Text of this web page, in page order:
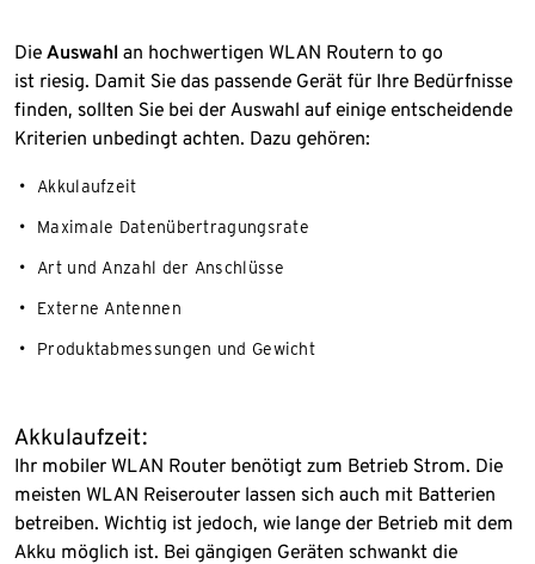
Die Auswahl an hochwertigen WLAN Routern to go
ist riesig. Damit Sie das passende Gerät für Ihre Bedürfnisse
finden, sollten Sie bei der Auswahl auf einige entscheidende
Kriterien unbedingt achten. Dazu gehören:
Akkulaufzeit
Maximale Datenübertragungsrate
Art und Anzahl der Anschlüsse
Externe Antennen
Produktabmessungen und Gewicht
Akkulaufzeit:
Ihr mobiler WLAN Router benötigt zum Betrieb Strom. Die
meisten WLAN Reiserouter lassen sich auch mit Batterien
betreiben. Wichtig ist jedoch, wie lange der Betrieb mit dem
Akku möglich ist. Bei gängigen Geräten schwankt die